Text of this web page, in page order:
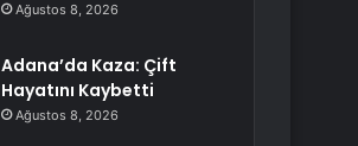
Ağustos 8, 2026
Adana’da Kaza: Çift
Hayatını Kaybetti
Ağustos 8, 2026